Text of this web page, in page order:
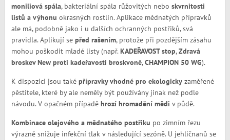
moniliová spála, bakteriální spála růžovitých nebo skvrnitosti
listů a výhonu okrasných rostlin. Aplikace mědnatých přípravků
ale má, podobně jako i u dalších ochranných postřiků, svá
pravidla. Aplikují se před rašením, protože při pozdějším zásahu
mohou poškodit mladé listy (např.KADEŘAVOST stop,Zdravá
broskev New proti kadeřavosti broskvoně,CHAMPION 50 WG).
K dispozici jsou také přípravky vhodné pro ekologickyzaměřené
pěstitele, které by ale neměly být používány jinak než podle
návodu. V opačném případě hrozí hromadění mědi v půdě.
Kombinace olejového a mědnatého postřiku po zimním řezu
výrazně snižuje infekční tlak v následující sezóně. U jehličnanů se